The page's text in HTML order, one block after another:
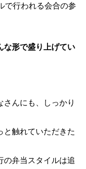
で行われる会合の参
形で盛り上げてい
んにも、しっかり
と触れていただきた
の弁当スタイルは追